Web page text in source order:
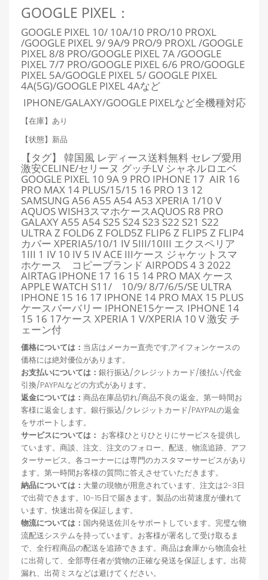
GOOGLE PIXEL：
GOOGLE PIXEL 10/ 10A/10 PRO/10 PROXL
/GOOGLE PIXEL 9/ 9A/9 PRO/9 PROXL /GOOGLE
PIXEL 8/8 PRO/GOOGLE PIXEL 7A /GOOGLE
PIXEL 7/7 PRO/GOOGLE PIXEL 6/6 PRO/GOOGLE
PIXEL 5A/GOOGLE PIXEL 5/ GOOGLE PIXEL
4A(5G)/GOOGLE PIXEL 4Aなど
IPHONE/GALAXY/GOOGLE PIXELなど全機種対応
【在庫】あり
【状態】新品
【タグ】 韓国風 レディース送料無料 セレブ愛用
激安CELINE/セリーヌ グッチLV シャネルロエベ
GOOGLE PIXEL 10 9A 9 PRO IPHONE 17 AIR 16
PRO MAX 14 PLUS/15/15 16 PRO 13 12
SAMSUNG A56 A55 A54 A53 XPERIA 1/10 V
AQUOS WISH3スマホケースAQUOS R8 PRO
GALAXY A55 A54 S25 S24 S23 S22 S21 S22
ULTRA Z FOLD6 Z FOLD5Z FLIP6 Z FLIP5 Z FLIP4
カバー XPERIA5/10/1 IV 5III/10III エクスペリア
1III 1 IV 10 IV 5 IV ACE IIIケース ジャケットスマ
ホケース コピーブランド AIRPODS 4 3 2022
AIRTAG IPHONE 17 16 15 14 PRO MAX ケース
APPLE WATCH S11/ 10/9/ 8/7/6/5/SE ULTRA
IPHONE 15 16 17 IPHONE 14 PRO MAX 15 PLUS
ケースバーバリー IPHONE15ケース IPHONE 14
15 16 17ケース XPERIA 1 V/XPERIA 10 V 激安 チ
ェーン付
価格については： 当店はメーカー直売です,アイフォンケースの
価格には絶対優位があります。
お支払いについては： 銀行振込/クレジットカード/後払い/代金
引換/PAYPALなどの方式があります。
返金については： 商品在庫品切れ/商品不良の返金。第一時間お
客様に返金します。銀行振込/クレジットカード/PAYPALの返金
をサポートします。
サービスについては： お客様ひとりひとりにサービスを提供し
ています。商談、注文、注文のフォロー、配送、物流追跡、アフ
ターサービス。各コーナーには専門のカスタマーサービスがあり
ます。第一時間お客様の質問に答えさせていただきます。
納品については： 大量の現物が用意されています、注文は2-3日
で出荷できます。10-15日で届きます。製品の出荷速度が優れて
います。快速出荷を保証します。
物流については： 国内発送佐川をサポートしています。完璧な物
流配送システムを持っています。お客様が署名して受け取るま
で、全行程商品の配送を追跡できます。商品は倉庫から物流会社
に出荷して、全部専任者が貨物の正確な発送を保証します。出荷
漏れ、出荷ミスなどは避けてください。